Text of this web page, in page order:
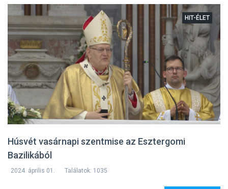
Húsvét vasárnapi szentmise az Esztergomi
Bazilikából
HIT-ÉLET
2024. április 01. Találatok: 1035